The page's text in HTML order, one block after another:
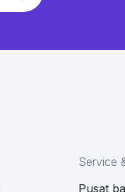
Service
Pusat